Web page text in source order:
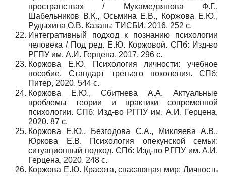
пространствах / Мухамедзянова Ф.Г.,
Шабельников В.К., Осьмина Е.В., Коржова Е.Ю.,
Рудыхина О.В. Казань: ТИСБИ, 2016. 252 с.
Интегративный подход к познанию психологии
человека / Под ред. Е.Ю. Коржовой. СПб: Изд-во
РГПУ им. А.И. Герцена, 2017. 296 с.
Коржова Е.Ю. Психология личности: учебное
пособие. Стандарт третьего поколения. СПб:
Питер, 2020. 544 с.
Коржова Е.Ю., Сбитнева А.А. Актуальные
проблемы теории и практики современной
психологии. СПб: Изд-во РГПУ им. А.И. Герцена,
2020. 87 с.
Коржова Е.Ю., Безгодова С.А., Микляева А.В.,
Юркова Е.В. Психология опекунской семьи:
ситуационный подход. СПб: Изд-во РГПУ им. А.И.
Герцена, 2020. 248 с.
Коржова Е.Ю. Красота, спасающая мир: Личность